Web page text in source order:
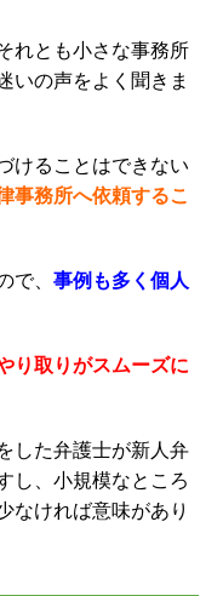
れとも小さな事務所
いの声をよく聞きま
けることはできない
事務所へ依頼するこ
で、 事例も多く個人
り取りがスムーズに
した弁護士が新人弁
し、小規模なところ
なければ意味があり